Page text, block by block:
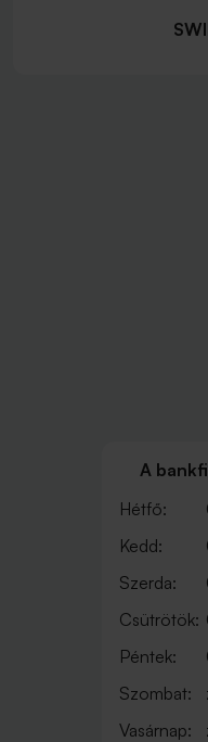
A
Hétfő:
Kedd:
Szerda:
Csütrötök:
Péntek:
Szombat:
Vasárnap: